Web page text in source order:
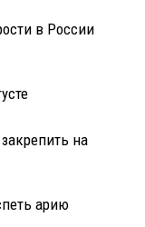
в России
на
арию